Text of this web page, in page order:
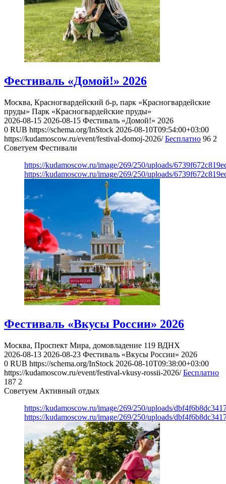
Фестиваль «Домой!» 2026
Москва, Красногвардейский б-р, парк «Красногвардейские
пруды» Парк «Красногвардейские пруды»
2026-08-15 2026-08-15 Фестиваль «Домой!» 2026
0 RUB https://schema.org/InStock 2026-08-10T09:54:00+03:00
https://kudamoscow.ru/event/festival-domoj-2026/ Бесплатно 96 2
Советуем Фестивали
https://kudamoscow.ru/image/269/250/uploads/
https://kudamoscow.ru/image/269/250/uploads/
Фестиваль «Вкусы России» 2026
Москва, Проспект Мира, домовладение 119 ВДНХ
2026-08-13 2026-08-23 Фестиваль «Вкусы России» 2026
0 RUB https://schema.org/InStock 2026-08-10T09:38:00+03:00
https://kudamoscow.ru/event/festival-vkusy-rossii-2026/ Бесплатно
187 2
Советуем Активный отдых
https://kudamoscow.ru/image/269/250/uploads/
https://kudamoscow.ru/image/269/250/uploads/